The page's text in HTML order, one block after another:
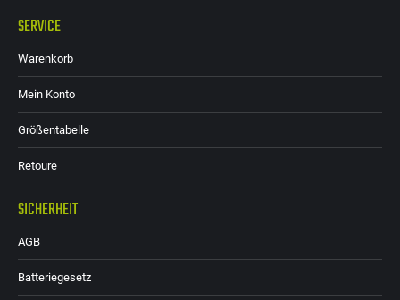
SERVICE
Warenkorb
Mein Konto
Größentabelle
Retoure
SICHERHEIT
AGB
Batteriegesetz